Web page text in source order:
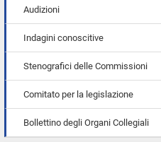
Audizioni
Indagini conoscitive
Stenografici delle Commissioni
Comitato per la legislazione
Bollettino degli Organi Collegiali